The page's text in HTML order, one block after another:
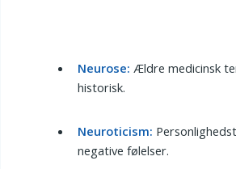
Neurose: Ældre medicinsk
historisk.
Neuroticism:
negative følelser.